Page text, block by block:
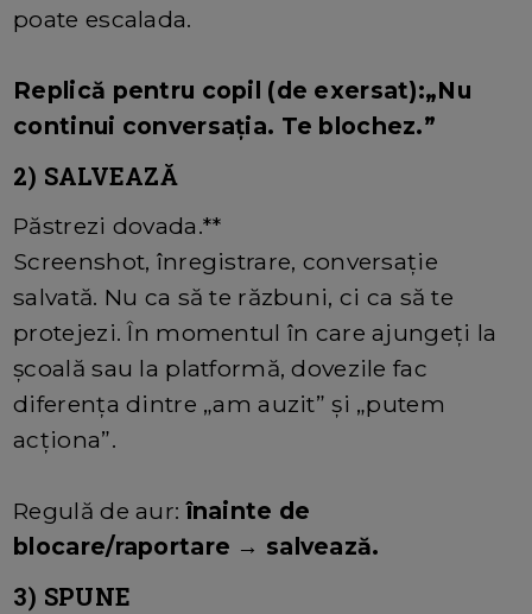
poate escalada.
Replică pentru copil (de exersat):„Nu
continui conversația. Te blochez.”
2) SALVEAZĂ
Păstrezi dovada.**
Screenshot, înregistrare, conversație
salvată. Nu ca să te răzbuni, ci ca să te
protejezi. În momentul în care ajungeți la
școală sau la platformă, dovezile fac
diferența dintre „am auzit” și „putem
acționa”.
Regulă de aur:înainte de
blocare/raportare → salvează.
3) SPUNE